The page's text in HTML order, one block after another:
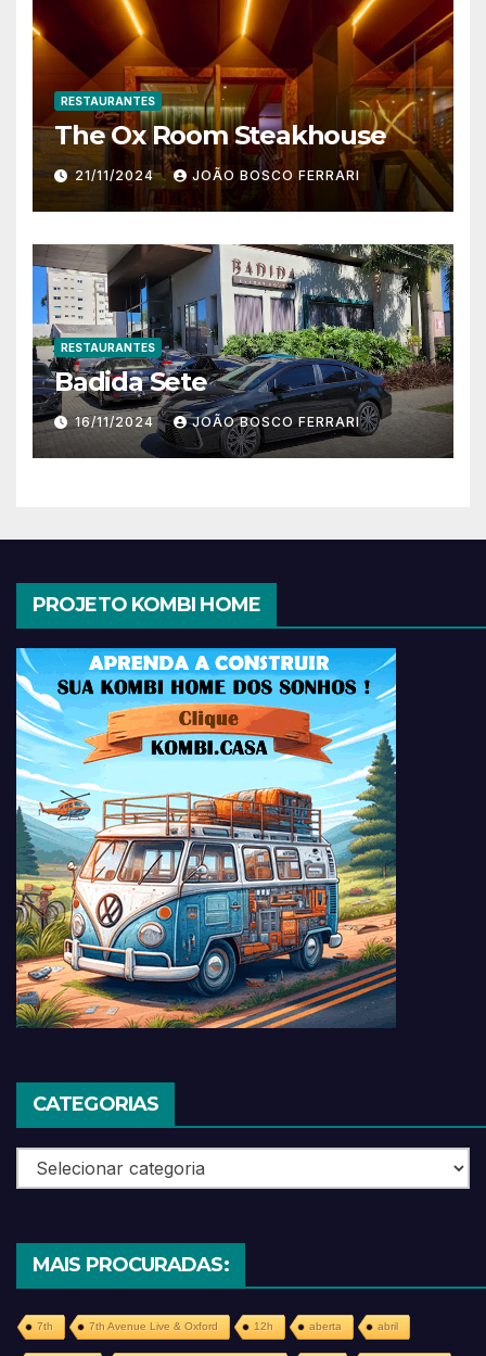
RESTAURANTES
The Ox Room Steakhouse
21/11/2024 JOÃO BOSCO FERRARI
RESTAURANTES
Badida Sete
16/11/2024 JOÃO BOSCO FERRARI
PROJETO KOMBI HOME
CATEGORIAS
Categorias
MAIS PROCURADAS:
7th 7th Avenue Live & Oxford 12h aberta abril